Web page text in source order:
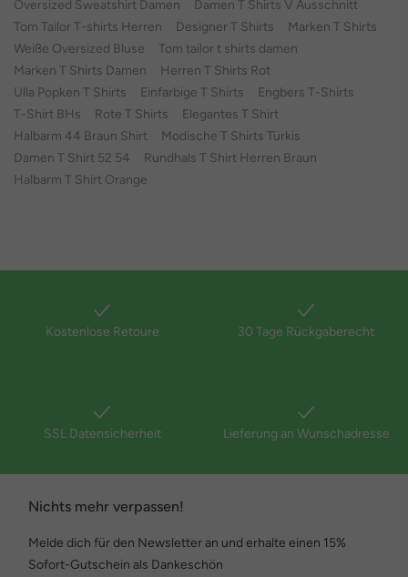
Oversized Sweatshirt Damen
Damen T Shirts V Ausschnitt
Tom Tailor T-shirts Herren
Designer T Shirts
Marken T Shirts
Weiße Oversized Bluse
Tom tailor t shirts damen
Marken T Shirts Damen
Herren T Shirts Rot
Ulla Popken T Shirts
Einfarbige T Shirts
Engbers T-Shirts
T-Shirt BHs
Rote T Shirts
Elegantes T Shirt
Halbarm 44 Braun Shirt
Modische T Shirts Türkis
Damen T Shirt 52 54
Rundhals T Shirt Herren Braun
Halbarm T Shirt Orange
Kostenlose Retoure 30 Tage Rückgaberecht
SSL Datensicherheit Lieferung an Wunschadresse
Nichts mehr verpassen!
Melde dich für den Newsletter an und erhalte einen 15%
Sofort-Gutschein als Dankeschön